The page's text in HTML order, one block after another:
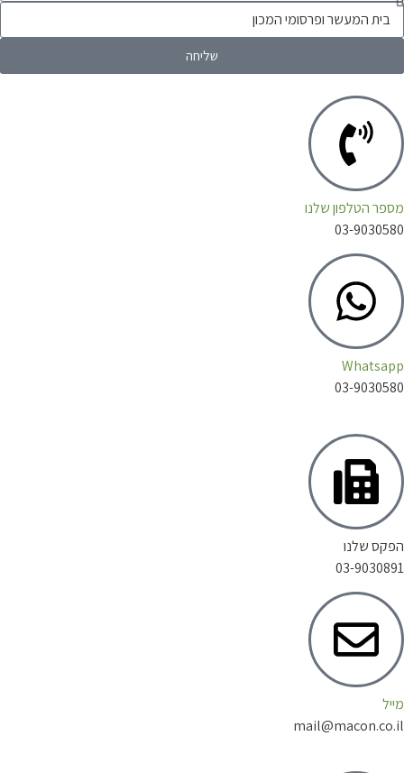
שליחה
הטלפון שלנו
03-
03-
שלנו
03-